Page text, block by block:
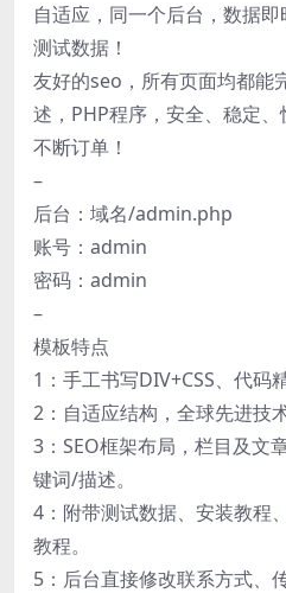
自适应，同一个后台，数据
测试数据！
友好的seo，所有页面均都能
述，PHP程序，安全、稳定
不断订单！
–
后台：域名/admin.php
账号：admin
密码：admin
–
模板特点
1：手工书写DIV+CSS、代码
2：自适应结构，全球先进技
3：SEO框架布局，栏目及文
键词/描述。
4：附带测试数据、安装教程
教程。
5：后台直接修改联系方式、